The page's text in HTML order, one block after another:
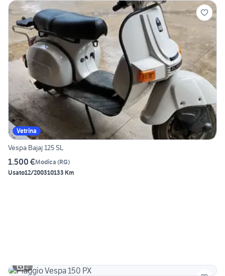
Vetrina
Vespa Bajaj 125 SL
1.500 €Modica (RG)
Usato12/200310133 Km
2